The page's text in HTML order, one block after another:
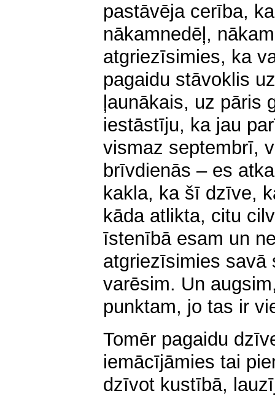
pastāvēja cerība,
nākamnedēļ,
atgriezīsimies, ka
pagaidu stāvoklis
ļaunākais, uz pāris
iestāstīju, ka jau
vismaz septembrī,
brīvdienās – es
kakla, ka šī dzīve,
kāda atlikta, citu
īstenībā esam un
atgriezīsimies savā
varēsim. Un
punktam, jo tas ir
Tomēr pagaidu
iemācījāmies tai
dzīvot kustībā,